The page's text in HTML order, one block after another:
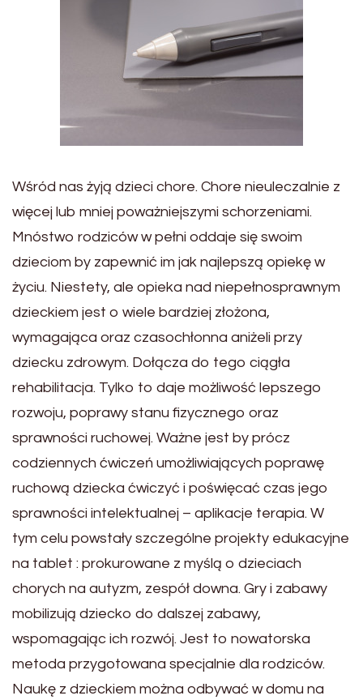
Wśród nas żyją dzieci chore. Chore nieuleczalnie z
więcej lub mniej poważniejszymi schorzeniami.
Mnóstwo rodziców w pełni oddaje się swoim
dzieciom by zapewnić im jak najlepszą opiekę w
życiu. Niestety, ale opieka nad niepełnosprawnym
dzieckiem jest o wiele bardziej złożona,
wymagająca oraz czasochłonna aniżeli przy
dziecku zdrowym. Dołącza do tego ciągła
rehabilitacja. Tylko to daje możliwość lepszego
rozwoju, poprawy stanu fizycznego oraz
sprawności ruchowej. Ważne jest by prócz
codziennych ćwiczeń umożliwiających poprawę
ruchową dziecka ćwiczyć i poświęcać czas jego
sprawności intelektualnej – aplikacje terapia. W
tym celu powstały szczególne projekty edukacyjne
na tablet : prokurowane z myślą o dzieciach
chorych na autyzm, zespół downa. Gry i zabawy
mobilizują dziecko do dalszej zabawy,
wspomagając ich rozwój. Jest to nowatorska
metoda przygotowana specjalnie dla rodziców.
Naukę z dzieckiem można odbywać w domu na